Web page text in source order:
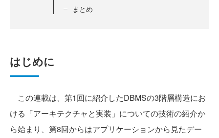
まとめ
はじめに
この連載は、第1回に紹介したDBMSの3階層構造にお
ける「アーキテクチャと実装」についての技術の紹介か
ら始まり、第8回からはアプリケーションから見たデー